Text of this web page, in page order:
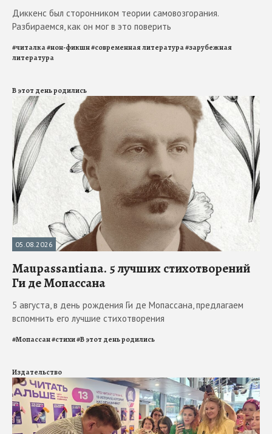
Диккенс был сторонником теории самовозгорания.
Разбираемся, как он мог в это поверить
#читалка#нон-фикшн#современная литература#зарубежная
литература
В этот день родились
05.08.2026
Maupassantiana. 5 лучших стихотворений
Ги де Мопассана
5 августа, в день рождения Ги де Мопассана, предлагаем
вспомнить его лучшие стихотворения
#Мопассан#стихи#В этот день родились
Издательство